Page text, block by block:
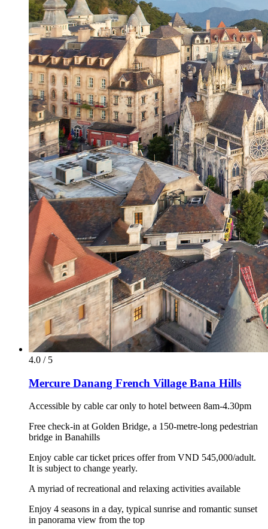
4.0 / 5
Mercure Danang French Village Bana Hills
Accessible by cable car only to hotel between 8am-4.30pm
Free check-in at Golden Bridge, a 150-metre-long pedestrian
bridge in Banahills
Enjoy cable car ticket prices offer from VND 545,000/adult.
It is subject to change yearly.
A myriad of recreational and relaxing activities available
Enjoy 4 seasons in a day, typical sunrise and romantic sunset
in panorama view from the top